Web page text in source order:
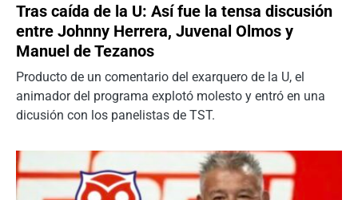
Tras caída de la U: Así fue la tensa discusión
entre Johnny Herrera, Juvenal Olmos y
Manuel de Tezanos
Producto de un comentario del exarquero de la U, el
animador del programa explotó molesto y entró en una
dicusión con los panelistas de TST.